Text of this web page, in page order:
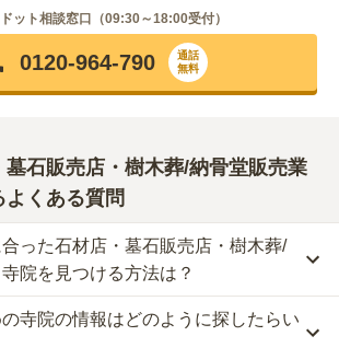
ット相談窓口（09:30～18:00受付）
0120-964-790
通話
無料
墓石販売店・樹木葬/納骨堂販売業
くある質問
った石材店・墓石販売店・樹木葬/
院を見つける方法は？
業者を見つけるには、まず供養方法を決める
寺院の情報はどのように探したらい